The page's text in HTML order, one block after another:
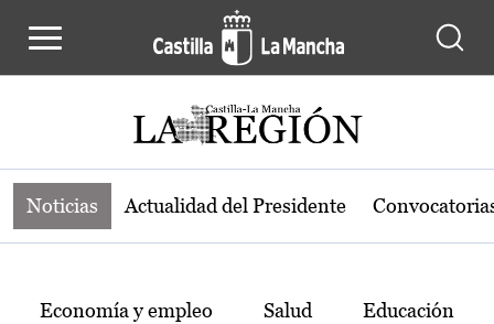
Noticias de la región de Castilla-La
Noticias Actualidad del Presidente
Temas
Economía y empleo Salud Educación